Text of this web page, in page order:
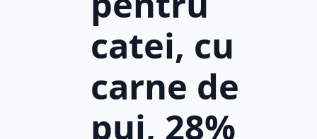
catei, cu
carne de
pui, 28%